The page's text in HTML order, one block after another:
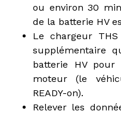
ou environ 30
de la batterie HV
Le chargeur
supplémentaire
batterie HV
moteur (le
READY-on).
Relever les